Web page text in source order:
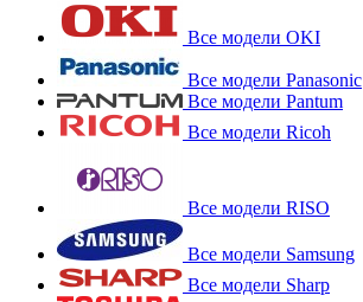
Все модели OKI
Все модели Panasonic
Все модели Pantum
Все модели Ricoh
Все модели RISO
Все модели Samsung
Все модели Sharp